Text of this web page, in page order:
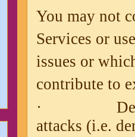
You may not
Services or
issues or
contribute to
·
attacks (i.e.